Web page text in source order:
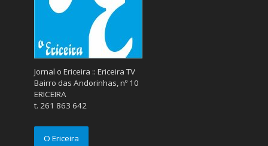
Jornal o Ericeira :: Ericeira TV
Bairro das Andorinhas, nº 10
ERICEIRA
t. 261 863 642
O Ericeira